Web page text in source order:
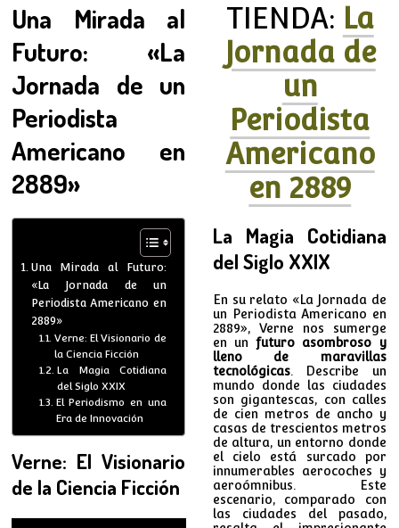
Una Mirada al
Futuro: «La
Jornada de un
Periodista
Americano en
2889»
Una Mirada al Futuro:
«La Jornada de un
Periodista Americano en
2889»
Verne: El Visionario de
la Ciencia Ficción
La Magia Cotidiana
del Siglo XXIX
El Periodismo en una
Era de Innovación
Verne: El Visionario
de la Ciencia Ficción
TIENDA: La
Jornada de
un
Periodista
Americano
en 2889
La Magia Cotidiana
del Siglo XXIX
En su relato «La Jornada de
un Periodista Americano en
2889», Verne nos sumerge
en un futuro asombroso y
lleno de maravillas
tecnológicas. Describe un
mundo donde las ciudades
son gigantescas, con calles
de cien metros de ancho y
casas de trescientos metros
de altura, un entorno donde
el cielo está surcado por
innumerables aerocoches y
aeroómnibus. Este
escenario, comparado con
las ciudades del pasado,